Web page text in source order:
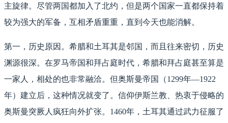
主旋律。尽管两国都加入了北约，但是两个国家一直都保持着
较为强大的军备，互相矛盾重重，直到今天也能消解。
第一，历史原因。希腊和土耳其是邻国，而且往来密切，历史
渊源很深。在罗马帝国和拜占庭时代，希腊和拜占庭甚至算是
一家人，相处的也非常融洽。但奥斯曼帝国（1299年—1922
年）建立后，这种情况就变了。信仰伊斯兰教、热衷于侵略的
奥斯曼突厥人疯狂向外扩张。1460年，土耳其通过武力征服了